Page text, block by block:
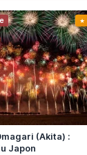
(Akita) :
Japon